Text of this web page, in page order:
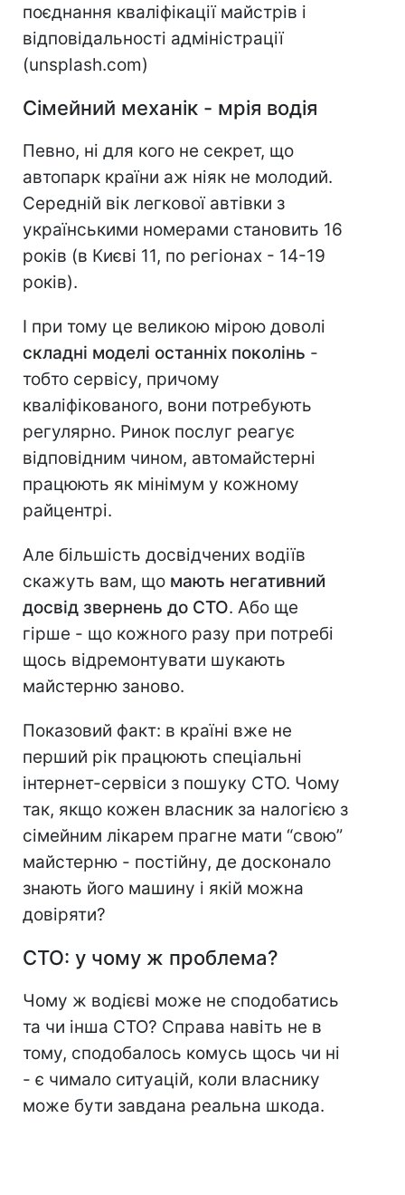
поєднання кваліфікації майстрів і
відповідальності адміністрації
(unsplash.com)
Сімейний механік - мрія водія
Певно, ні для кого не секрет, що
автопарк країни аж ніяк не молодий.
Середній вік легкової автівки з
українськими номерами становить 16
років (в Києві 11, по регіонах - 14-19
років).
І при тому це великою мірою доволі
складні моделі останніх поколінь -
тобто сервісу, причому
кваліфікованого, вони потребують
регулярно. Ринок послуг реагує
відповідним чином, автомайстерні
працюють як мінімум у кожному
райцентрі.
Але більшість досвідчених водіїв
скажуть вам, що мають негативний
досвід звернень до СТО. Або ще
гірше - що кожного разу при потребі
щось відремонтувати шукають
майстерню заново.
Показовий факт: в країні вже не
перший рік працюють спеціальні
інтернет-сервіси з пошуку СТО. Чому
так, якщо кожен власник за налогією з
сімейним лікарем прагне мати “свою”
майстерню - постійну, де досконало
знають його машину і якій можна
довіряти?
СТО: у чому ж проблема?
Чому ж водієві може не сподобатись
та чи інша СТО? Справа навіть не в
тому, сподобалось комусь щось чи ні
- є чимало ситуацій, коли власнику
може бути завдана реальна шкода.